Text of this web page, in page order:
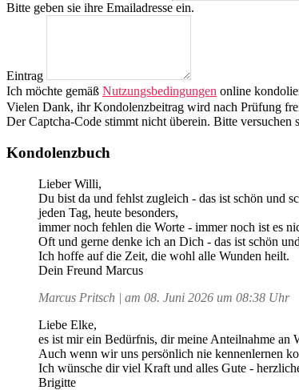
Bitte geben sie ihre Emailadresse ein.
Eintrag
Ich möchte gemäß Nutzungsbedingungen online
Vielen Dank, ihr Kondolenzbeitrag wird nach Prüfung
Der Captcha-Code stimmt nicht überein. Bitte versuchen
Kondolenzbuch
Lieber Willi,
Du bist da und fehlst zugleich - das ist schön und
jeden Tag, heute besonders,
immer noch fehlen die Worte - immer noch ist es
Oft und gerne denke ich an Dich - das ist schön
Ich hoffe auf die Zeit, die wohl alle Wunden heilt.
Dein Freund Marcus
Marcus Pritsch | am 08. Juni 2026 um 08:38 Uhr
Liebe Elke,
es ist mir ein Bedürfnis, dir meine Anteilnahme an
Auch wenn wir uns persönlich nie kennenlernen
Ich wünsche dir viel Kraft und alles Gute -
Brigitte